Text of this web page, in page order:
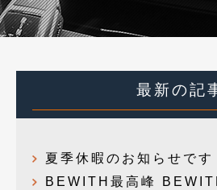
最新の記
夏季休暇のお知らせです
BEWITH最高峰